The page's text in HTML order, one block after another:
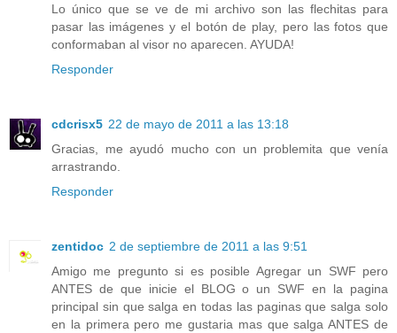
Lo único que se ve de mi archivo son las flechitas para
pasar las imágenes y el botón de play, pero las fotos que
conformaban al visor no aparecen. AYUDA!
Responder
cdcrisx5 22 de mayo de 2011 a las 13:18
Gracias, me ayudó mucho con un problemita que venía
arrastrando.
Responder
zentidoc 2 de septiembre de 2011 a las 9:51
Amigo me pregunto si es posible Agregar un SWF pero
ANTES de que inicie el BLOG o un SWF en la pagina
principal sin que salga en todas las paginas que salga solo
en la primera pero me gustaria mas que salga ANTES de